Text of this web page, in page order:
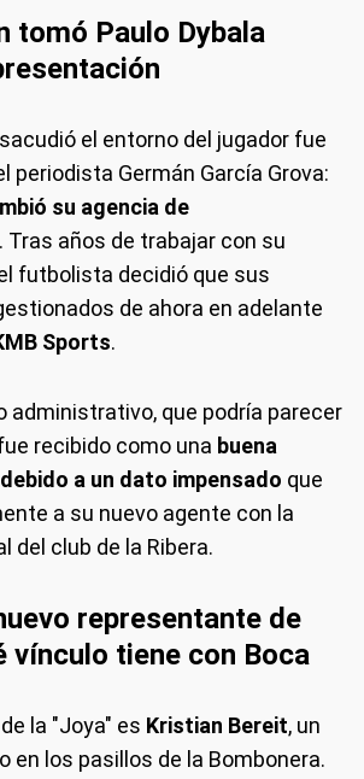
tomó Paulo Dybala
el entorno del jugador fue
periodista Germán García Grova:
su agencia de
. Tras años de trabajar con su
futbolista decidió que sus
de ahora en adelante
Sports.
administrativo, que podría parecer
recibido como una buena
a un dato impensado que
a su nuevo agente con la
del club de la Ribera.
representante de
vínculo tiene con Boca
la "Joya" es Kristian Bereit, un
en los pasillos de la Bombonera.